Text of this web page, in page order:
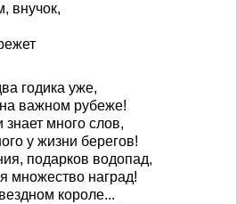
внучок,
годика уже,
важном рубеже!
много слов,
у жизни берегов!
подарков водопад,
множество наград!
короле...